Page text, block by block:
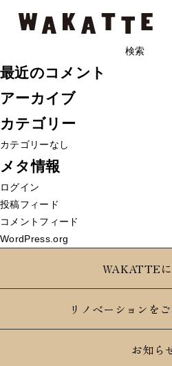
記事はありません
お探しの記事は見つかりませんでした。
索:
最近のコメント
アーカイブ
カテゴリー
カテゴリーなし
メタ情報
ログイン
投稿フィード
コメントフィード
WordPress.org
WAKATTE
リノベーションを
お知ら